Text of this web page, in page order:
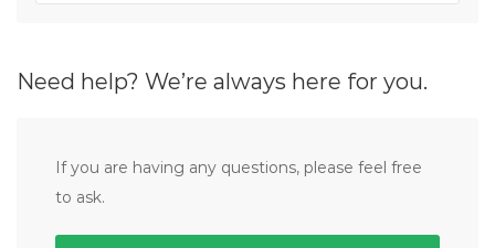
Need help? We’re always here for you.
If you are having any questions, please feel free
to ask.